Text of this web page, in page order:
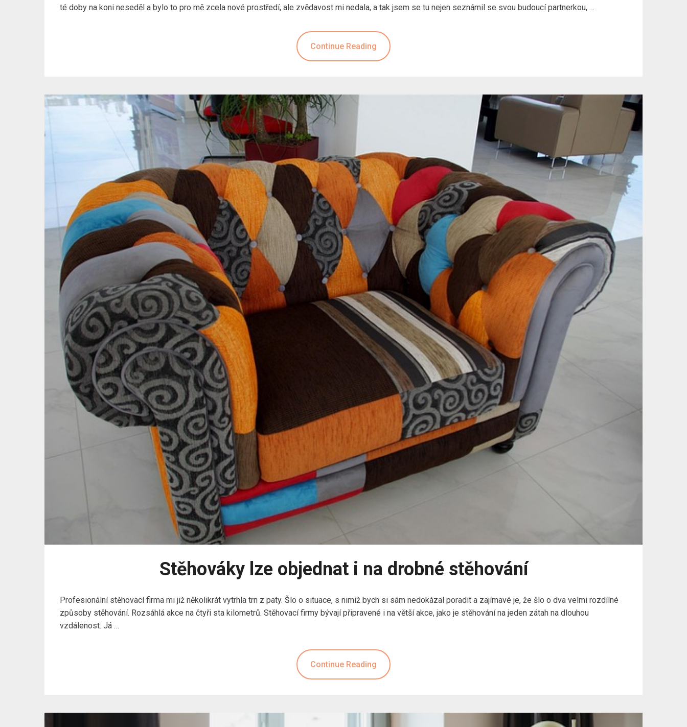
té doby na koni neseděl a bylo to pro mě zcela nové prostředí, ale zvědavost mi nedala, a tak jsem se tu nejen seznámil se svou budoucí partnerkou, …
Continue Reading
Stěhováky lze objednat i na drobné stěhování
Profesionální stěhovací firma mi již několikrát vytrhla trn z paty. Šlo o situace, s nimiž bych si sám nedokázal poradit a zajímavé je, že šlo o dva velmi rozdílné
způsoby stěhování. Rozsáhlá akce na čtyři sta kilometrů. Stěhovací firmy bývají připravené i na větší akce, jako je stěhování na jeden zátah na dlouhou
vzdálenost. Já …
Continue Reading